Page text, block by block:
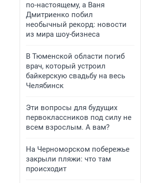
по-настоящему, а Ваня
Дмитриенко побил
необычный рекорд: новости
из мира шоу-бизнеса
В Тюменской области погиб
врач, который устроил
байкерскую свадьбу на весь
Челябинск
Эти вопросы для будущих
первоклассников под силу не
всем взрослым. А вам?
На Черноморском побережье
закрыли пляжи: что там
происходит